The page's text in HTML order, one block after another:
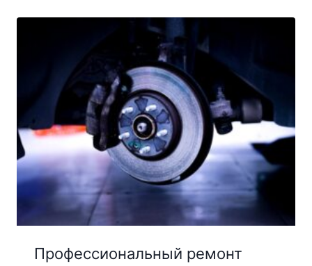
Профессиональный ремонт